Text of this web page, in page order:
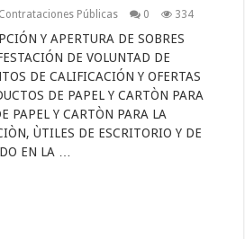
Contrataciones Públicas 0 334
Y APERTURA DE SOBRES
DE VOLUNTAD DE
DE CALIFICACIÓN Y OFERTAS
DE PAPEL Y CARTÒN PARA
PAPEL Y CARTÒN PARA LA
ÙTILES DE ESCRITORIO Y DE
EN LA …